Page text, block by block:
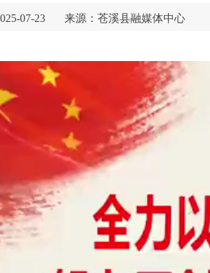
07-23 来源：苍溪县融媒体中心